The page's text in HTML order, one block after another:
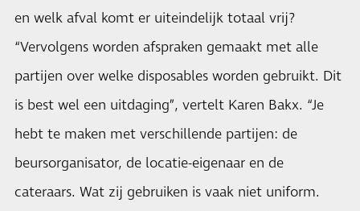
en welk afval komt er uiteindelijk totaal vrij?
“Vervolgens worden afspraken gemaakt met alle
partijen over welke disposables worden gebruikt. Dit
is best wel een uitdaging”, vertelt Karen Bakx. “Je
hebt te maken met verschillende partijen: de
beursorganisator, de locatie-eigenaar en de
cateraars. Wat zij gebruiken is vaak niet uniform.